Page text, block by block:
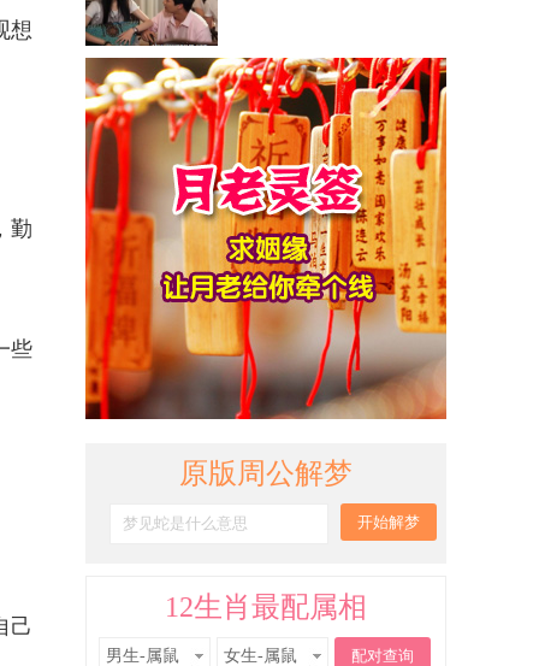
想
勤
些
己
原版周公解梦
12生肖最配属相
男生-属鼠 女生-属鼠